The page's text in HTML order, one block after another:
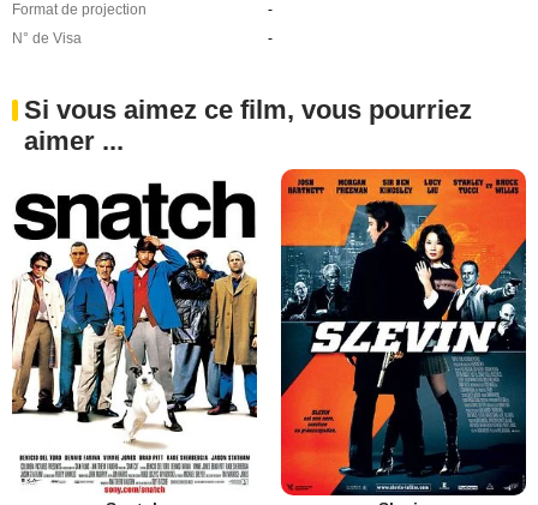
Format de projection
-
N° de Visa
-
Si vous aimez ce film, vous pourriez
aimer ...